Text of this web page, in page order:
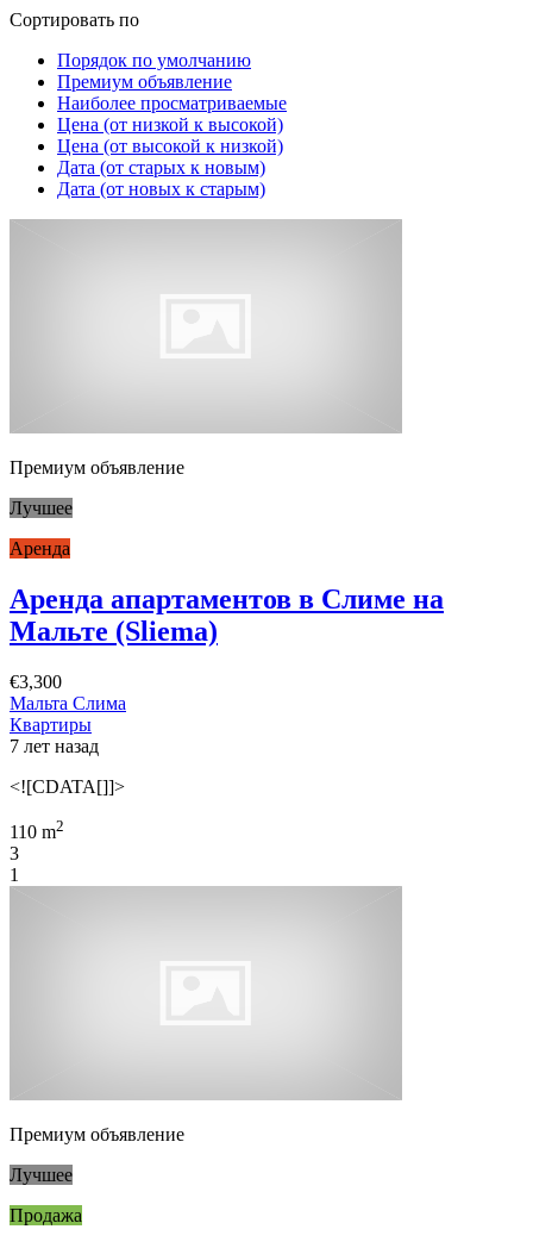
Сортировать по
Порядок по умолчанию
Премиум объявление
Наиболее просматриваемые
Цена (от низкой к высокой)
Цена (от высокой к низкой)
Дата (от старых к новым)
Дата (от новых к старым)
Премиум объявление
Лучшее
Аренда
Аренда апартаментов в Слиме на
Мальте (Sliema)
€3,300
Мальта Слима
Квартиры
7 лет назад
<![CDATA[]]>
110 m2
3
1
Премиум объявление
Лучшее
Продажа